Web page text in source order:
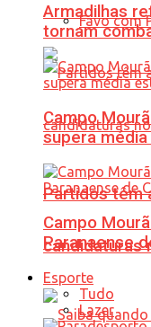
Favo com
Partidos têm
candidaturas
Armadilhas
tornam
Campo
supera
Campo
Paranaense
Esporte
Tudo
Lazer